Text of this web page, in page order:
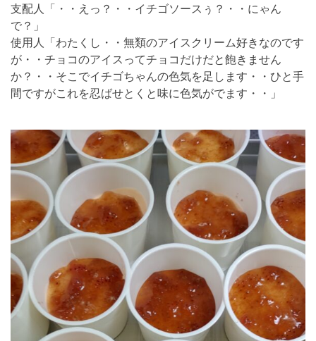
支配人「・・えっ？・・イチゴソースぅ？・・にゃん
で？」
使用人「わたくし・・無類のアイスクリーム好きなのです
が・・チョコのアイスってチョコだけだと飽きません
か？・・そこでイチゴちゃんの色気を足します・・ひと手
間ですがこれを忍ばせとくと味に色気がでます・・」